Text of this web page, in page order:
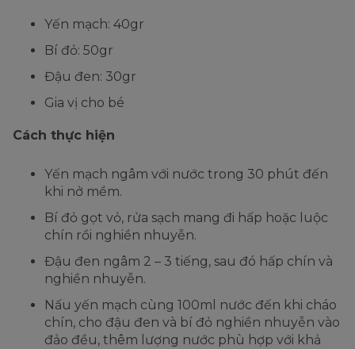
Yến mạch: 40gr
Bí đỏ: 50gr
Đậu đen: 30gr
Gia vị cho bé
Cách thực hiện
Yến mạch ngâm với nước trong 30 phút đến
khi nở mềm.
Bí đỏ gọt vỏ, rửa sạch mang đi hấp hoặc luộc
chín rồi nghiền nhuyễn.
Đậu đen ngâm 2 – 3 tiếng, sau đó hấp chín và
nghiền nhuyễn.
Nấu yến mạch cùng 100ml nước đến khi cháo
chín, cho đậu đen và bí đỏ nghiền nhuyễn vào
đảo đều, thêm lượng nước phù hợp với khả